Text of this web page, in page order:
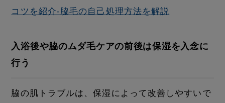
コツを紹介-脇毛の自己処理方法を解説
入浴後や脇のムダ毛ケアの前後は保湿を入念に
行う
脇の肌トラブルは、保湿によって改善しやすいで